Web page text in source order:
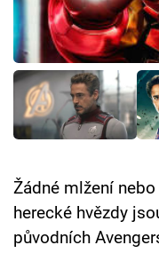
Cool Esport
Pořady
TV Program
Žádné mlžení
herecké hvězdy
původních